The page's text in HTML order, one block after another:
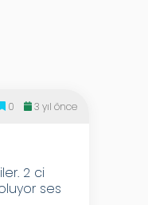
0 3 yıl önce
2 ci
ses